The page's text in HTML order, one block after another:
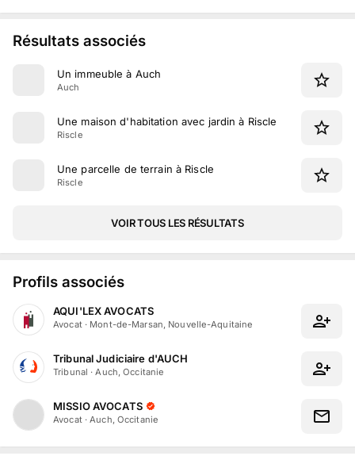
Résultats associés
Un immeuble à Auch
Auch
Une maison d'habitation avec jardin à Riscle
Riscle
Une parcelle de terrain à Riscle
Riscle
VOIR TOUS LES RÉSULTATS
Profils associés
AQUI'LEX AVOCATS
Avocat· Mont-de-Marsan, Nouvelle-Aquitaine
Tribunal Judiciaire d'AUCH
Tribunal ·Auch, Occitanie
MISSIO AVOCATS
Avocat·Auch, Occitanie